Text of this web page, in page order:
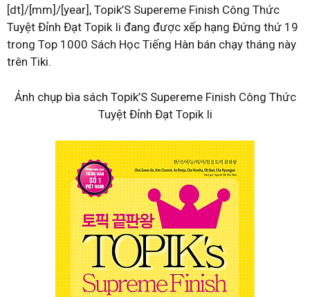
[dt]/[mm]/[year], Topik’S Supereme Finish Công Thức
Tuyệt Đỉnh Đạt Topik Ii đang được xếp hạng Đứng thứ 19
trong Top 1000 Sách Học Tiếng Hàn bán chạy tháng này
trên Tiki.
Ảnh chụp bìa sách Topik’S Supereme Finish Công Thức
Tuyệt Đỉnh Đạt Topik Ii